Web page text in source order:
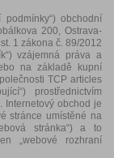
obchodní
200, Ostrava-
1 zákona č. 89/2012
vzájemná práva a
na základě kupní
TCP articles
prostřednictvím
Internetový obchod je
stránce umístěné na
stránka“) a to
„webové rozhraní